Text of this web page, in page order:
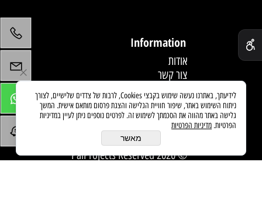
Information
אודות
צור קשר
מדיניות משלוחים
מאמרים
© 2020 PaiProjects Reserved
לידיעתך, באתרנו נעשה שימוש בקבצי Cookies, לרבות של צדדים שלישיים, לצורך
ניתוח השימוש באתר, שיפור חוויית הגלישה והצגת פרסום מותאם אישית. המשך
גלישה באתר מהווה את הסכמתך לשימוש זה. לפרטים נוספים ניתן לעיין במדיניות
הפרטיות. מדיניות הפרטיות
מאשר